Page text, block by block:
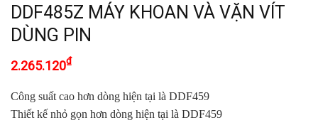
DDF485Z MÁY KHOAN VÀ VẶN VÍT
DÙNG PIN
2.265.120₫
Công suất cao hơn dòng hiện tại là DDF459
Thiết kế nhỏ gọn hơn dòng hiện tại là DDF459